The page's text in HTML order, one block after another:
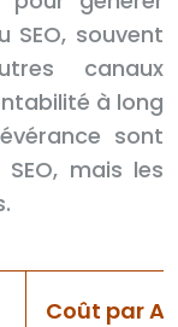
SEO, souvent
canaux
à long
sont
mais les
Coût par